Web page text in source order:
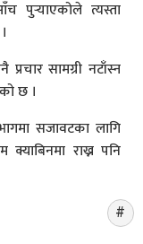
पुर्‍याएकोले त्यस्ता
सामग्री नटाँस्न
छ ।
सजावटका लागि
राख्न पनि